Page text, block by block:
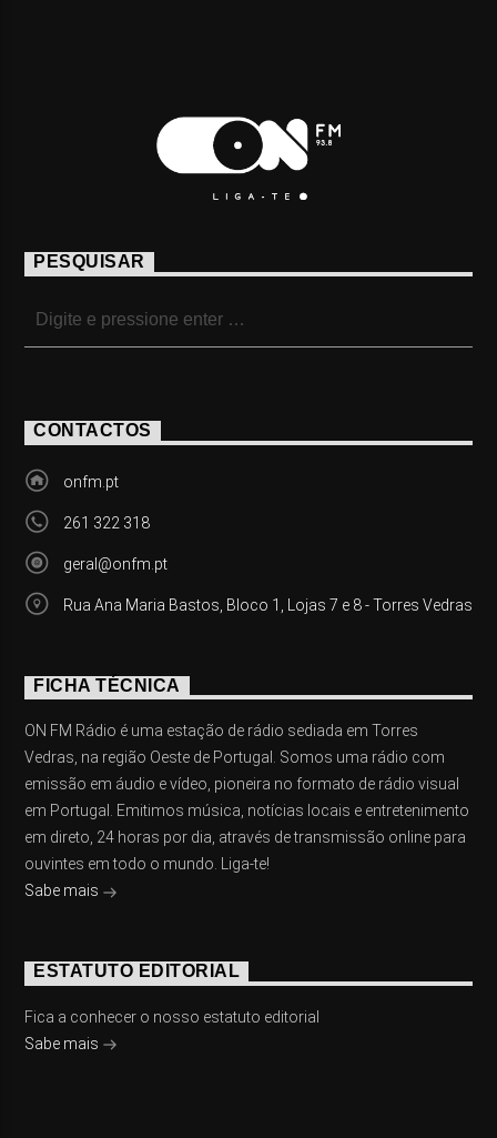
PESQUISAR
CONTACTOS
onfm.pt
261 322 318
geral@onfm.pt
Rua Ana Maria Bastos, Bloco 1, Lojas 7 e 8 - Torres Vedras
FICHA TÉCNICA
ON FM Rádio é uma estação de rádio sediada em Torres
Vedras, na região Oeste de Portugal. Somos uma rádio com
emissão em áudio e vídeo, pioneira no formato de rádio visual
em Portugal. Emitimos música, notícias locais e entretenimento
em direto, 24 horas por dia, através de transmissão online para
ouvintes em todo o mundo. Liga-te!
Sabe mais
ESTATUTO EDITORIAL
Fica a conhecer o nosso estatuto editorial
Sabe mais